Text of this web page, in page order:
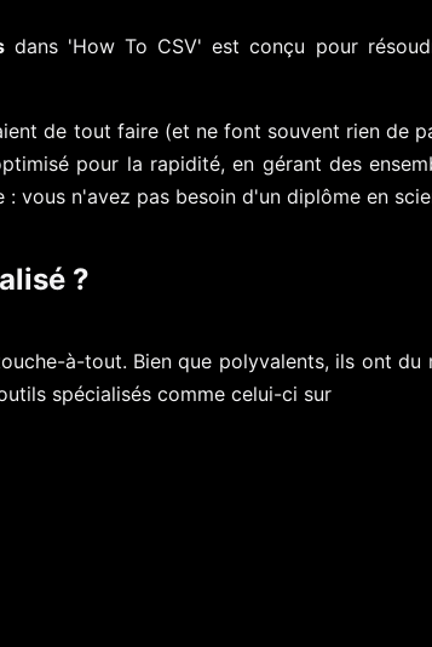
dans 'How To CSV' est conçu pour
de tout faire (et ne font souvent rien de
pour la rapidité, en gérant des
vous n'avez pas besoin d'un diplôme en
?
à-tout. Bien que polyvalents, ils ont
spécialisés comme celui-ci sur